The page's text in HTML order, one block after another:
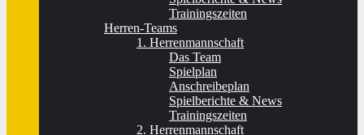
Trainingszeiten
Herren-Teams
1. Herrenmannschaft
Das Team
Spielplan
Anschreibeplan
Spielberichte & News
Trainingszeiten
2. Herrenmannschaft